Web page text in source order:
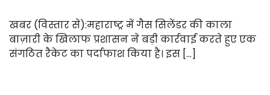
खबर (विस्तार से):महाराष्ट्र में गैस सिलेंडर की काला
बाज़ारी के खिलाफ प्रशासन ने बड़ी कार्रवाई करते हुए एक
संगठित रैकेट का पर्दाफाश किया है। इस […]